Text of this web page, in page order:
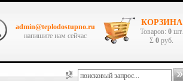
admin@teplodostupno.ru
напишите нам сейчас
КОРЗИНА
Товаров: 0 шт.
Σ 0 руб.